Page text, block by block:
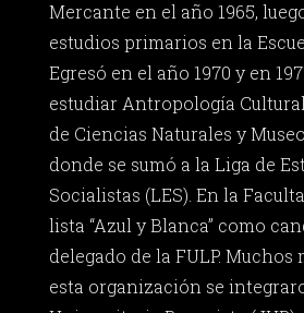
Mercante en el año 1965,
estudios primarios en la
Egresó en el año 1970 y en
estudiar Antropología
de Ciencias Naturales y
donde se sumó a la Liga de
Socialistas (LES). En la
lista “Azul y Blanca” como
delegado de la FULP. Muchos
esta organización se